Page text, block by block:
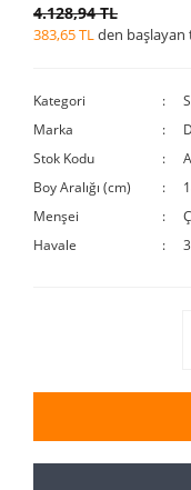
4.128,94 TL
383,65 TLden başlayan
Kategori
Marka
Stok Kodu
Boy Aralığı (cm)
Menşei
Havale